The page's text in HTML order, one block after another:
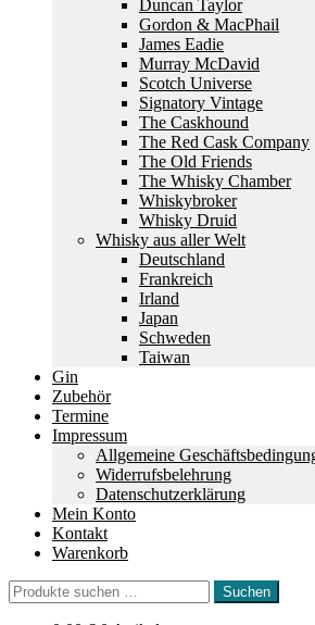
Duncan Taylor
Gordon & MacPhail
James Eadie
Murray McDavid
Scotch Universe
Signatory Vintage
The Caskhound
The Red Cask Company
The Old Friends
The Whisky Chamber
Whiskybroker
Whisky Druid
Whisky aus aller Welt
Deutschland
Frankreich
Irland
Japan
Schweden
Taiwan
Gin
Zubehör
Termine
Impressum
Allgemeine
Widerrufsbelehrung
Datenschutzerklärung
Mein Konto
Kontakt
Warenkorb
Suchen
nach:
Suchen